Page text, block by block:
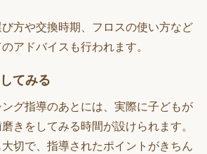
方や交換時期、フロスの使い方など
アドバイスも行われます。
てみる
グ指導のあとには、実際に子どもが
きをしてみる時間が設けられます。
切で、指導されたポイントがきちん